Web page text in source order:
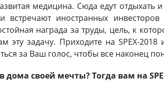
медицина. Сюда едут
встречают иностранных
награда за труды, цель, к
эту задачу. Приходите на SPEX-
за Ваш голос, чтобы все наконец
дома своей мечты? Тогда вам на